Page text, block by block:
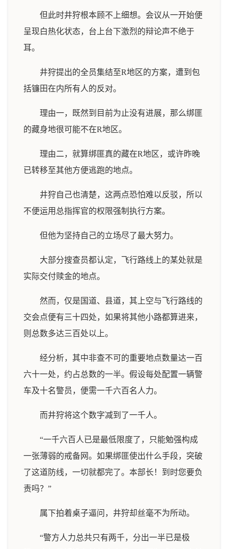
但此时井狩根本顾不上细想。会议从一开始便
呈现白热化状态，台上台下激烈的辩论声不绝于
耳。
井狩提出的全员集结至R地区的方案，遭到包
括镰田在内所有人的反对。
理由一，既然到目前为止没有进展，那么绑匪
的藏身地很可能不在R地区。
理由二，就算绑匪真的藏在R地区，或许昨晚
已转移至其他方便逃跑的地点。
井狩自己也清楚，这两点恐怕难以反驳，所以
不便运用总指挥官的权限强制执行方案。
但他为坚持自己的立场尽了最大努力。
大部分搜查员都认定，飞行路线上的某处就是
实际交付赎金的地点。
然而，仅是国道、县道，其上空与飞行路线的
交会点便有三十四处，如果将其他小路都算进来，
则总数多达三百处以上。
经分析，其中非查不可的重要地点数量达一百
六十一处，约占总数的一半。假设每处配置一辆警
车及十名警员，便需一千六百名人力。
而井狩将这个数字减到了一千人。
“一千六百人已是最低限度了，只能勉强构成
一张薄弱的戒备网。如果绑匪使出什么手段，突破
了这道防线，一切就都完了。本部长！到时您要负
责吗？”
属下拍着桌子逼问，井狩却丝毫不为所动。
“警方人力总共只有两千，分出一半已是极